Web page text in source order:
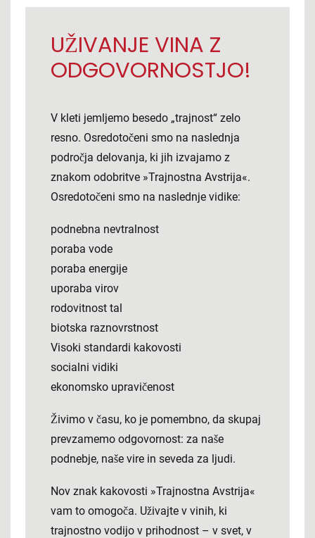
UŽIVANJE VINA Z
ODGOVORNOSTJO!
V kleti jemljemo besedo „trajnost“ zelo
resno. Osredotočeni smo na naslednja
področja delovanja, ki jih izvajamo z
znakom odobritve »Trajnostna Avstrija«.
Osredotočeni smo na naslednje vidike:
podnebna nevtralnost
poraba vode
poraba energije
uporaba virov
rodovitnost tal
biotska raznovrstnost
Visoki standardi kakovosti
socialni vidiki
ekonomsko upravičenost
Živimo v času, ko je pomembno, da skupaj
prevzamemo odgovornost: za naše
podnebje, naše vire in seveda za ljudi.
Nov znak kakovosti »Trajnostna Avstrija«
vam to omogoča. Uživajte v vinih, ki
trajnostno vodijo v prihodnost – v svet, v